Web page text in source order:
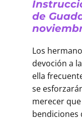
de
Los
devoción a
ella
se
merecer
bendiciones